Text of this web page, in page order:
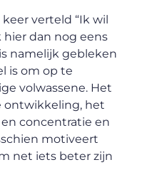
verteld “Ik wil
hier dan nog eens
namelijk gebleken
is om op te
volwassene. Het
ontwikkeling, het
concentratie en
motiveert
net iets beter zijn